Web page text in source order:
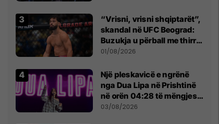
“Vrisni, vrisni shqiptarët”,
skandal në UFC Beograd:
Buzukja u përball me thirrje
anti-shqiptare nga
01/08/2026
Një pleskavicë e ngrënë
nga Dua Lipa në Prishtinë
në orën 04:28 të mëngjesit
- dhe bota digjitale serbe
03/08/2026